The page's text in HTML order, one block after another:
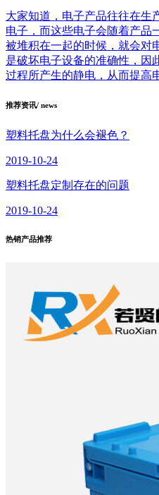
大家知道，电子产品往往在生
电子，而这些电子会随着产品
被堆积在一起的时候，就会对
是破坏电子设备的准确性，因
过程所产生的静电，从而提高
推荐资讯/ news
塑料托盘为什么会褪色？
2019-10-24
塑料托盘定制存在的问题
2019-10-24
热销产品推荐